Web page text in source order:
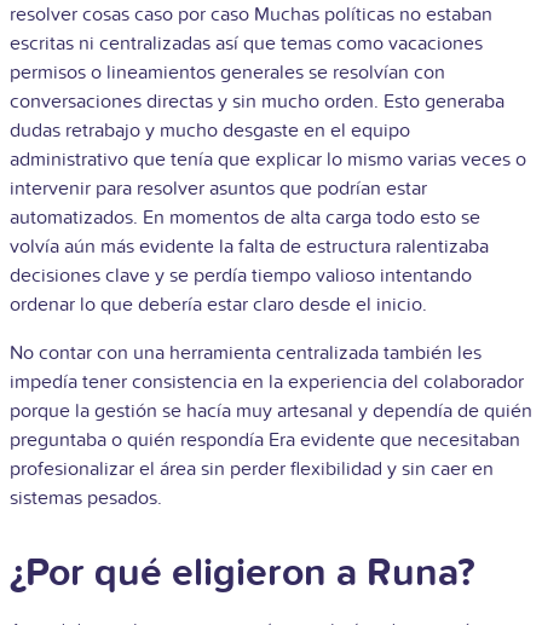
resolver cosas caso por caso Muchas políticas no estaban
escritas ni centralizadas así que temas como vacaciones
permisos o lineamientos generales se resolvían con
conversaciones directas y sin mucho orden. Esto generaba
dudas retrabajo y mucho desgaste en el equipo
administrativo que tenía que explicar lo mismo varias veces o
intervenir para resolver asuntos que podrían estar
automatizados. En momentos de alta carga todo esto se
volvía aún más evidente la falta de estructura ralentizaba
decisiones clave y se perdía tiempo valioso intentando
ordenar lo que debería estar claro desde el inicio.
No contar con una herramienta centralizada también les
impedía tener consistencia en la experiencia del colaborador
porque la gestión se hacía muy artesanal y dependía de quién
preguntaba o quién respondía Era evidente que necesitaban
profesionalizar el área sin perder flexibilidad y sin caer en
sistemas pesados.
¿Por qué eligieron a Runa?